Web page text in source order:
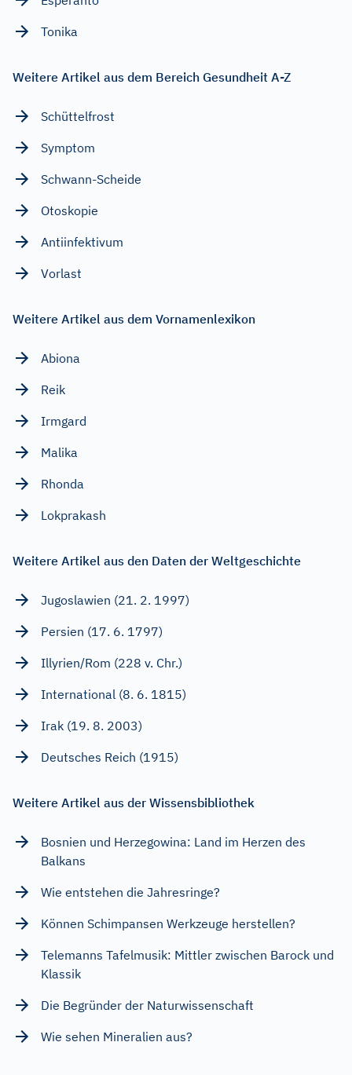
Tonika
Weitere Artikel aus dem Bereich Gesundheit A-Z
Schüttelfrost
Symptom
Schwann-Scheide
Otoskopie
Antiinfektivum
Vorlast
Weitere Artikel aus dem Vornamenlexikon
Abiona
Reik
Irmgard
Malika
Rhonda
Lokprakash
Weitere Artikel aus den Daten der Weltgeschichte
Jugoslawien (21. 2. 1997)
Persien (17. 6. 1797)
Illyrien/Rom (228 v. Chr.)
International (8. 6. 1815)
Irak (19. 8. 2003)
Deutsches Reich (1915)
Weitere Artikel aus der Wissensbibliothek
Bosnien und Herzegowina: Land im Herzen des
Balkans
Wie entstehen die Jahresringe?
Können Schimpansen Werkzeuge herstellen?
Telemanns Tafelmusik: Mittler zwischen Barock und
Klassik
Die Begründer der Naturwissenschaft
Wie sehen Mineralien aus?